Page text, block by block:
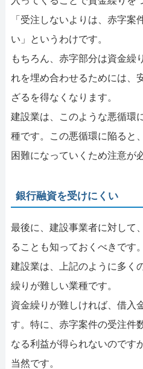
「受注しないよりは、赤字案
い」というわけです。
もちろん、赤字部分は資金繰
れを埋め合わせるためには、
ざるを得なくなります。
建設業は、このような悪循環
種です。この悪循環に陥ると
困難になっていくため注意が
銀行融資を受けにくい
最後に、建設事業者に対して
ることも知っておくべきです。
建設業は、上記のように多く
繰りが難しい業種です。
資金繰りが難しければ、借入
す。特に、赤字案件の受注件
なる利益が得られないのです
当然です。